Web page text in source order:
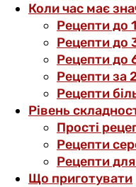
Коли час має
Рецепти до
Рецепти до
Рецепти до
Рецепти за
Рецепти
Рівень
Прості
Рецепти
Рецепти
Що приготувати